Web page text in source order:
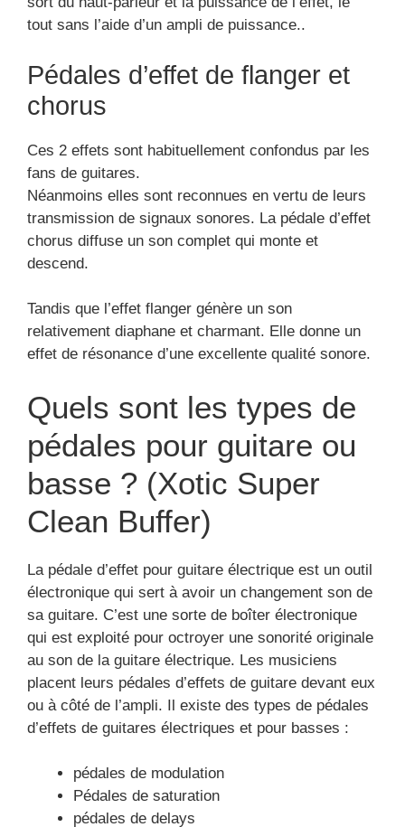
tout sans l’aide d’un ampli de puissance..
Pédales d’effet de flanger et
chorus
fans de guitares.
Néanmoins elles sont reconnues en vertu de leurs
transmission de signaux sonores. La pédale d’effet
chorus diffuse un son complet qui monte et
descend.
relativement diaphane et charmant. Elle donne un
effet de résonance d’une excellente qualité sonore.
Quels sont les types de
pédales pour guitare ou
basse ? (Xotic Super
Clean Buffer)
électronique qui sert à avoir un changement son de
sa guitare. C’est une sorte de boîter électronique
qui est exploité pour octroyer une sonorité originale
au son de la guitare électrique. Les musiciens
placent leurs pédales d’effets de guitare devant eux
ou à côté de l’ampli. Il existe des types de pédales
d’effets de guitares électriques et pour basses :
Pédales de saturation
pédales de delays